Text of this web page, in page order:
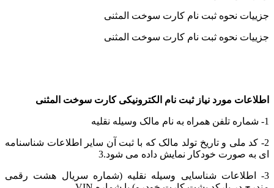
جزییات نحوه ثبت نام کارت سوخت المثنی
جزییات نحوه ثبت نام کارت سوخت المثنی
اطلاعات مورد نیاز ثبت نام الکترونیکی کارت سوخت المثنی
1- شماره تلفن همراه به نام مالک وسیله نقلیه
2- کد ملی و تاریخ تولد مالک که با ثبت آن سایر اطلاعات شناسنامه
ای به صورت خودکار نمایش داده می شود.3
3- اطلاعات شناسایی وسیله نقلیه (شماره سریال هشت رقمی